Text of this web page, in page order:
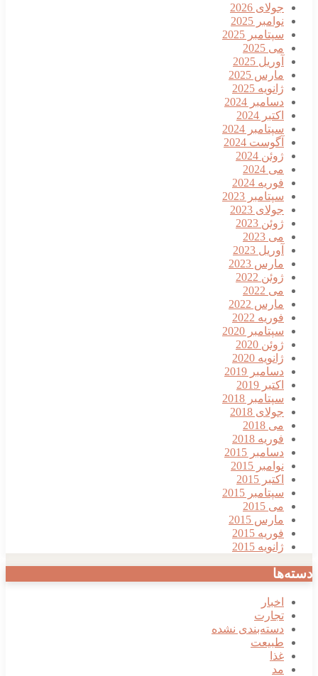
جولای 2026
نوامبر 2025
سپتامبر 2025
می 2025
آوریل 2025
مارس 2025
ژانویه 2025
دسامبر 2024
اکتبر 2024
سپتامبر 2024
آگوست 2024
ژوئن 2024
می 2024
فوریه 2024
سپتامبر 2023
جولای 2023
ژوئن 2023
می 2023
آوریل 2023
مارس 2023
ژوئن 2022
می 2022
مارس 2022
فوریه 2022
سپتامبر 2020
ژوئن 2020
ژانویه 2020
دسامبر 2019
اکتبر 2019
سپتامبر 2018
جولای 2018
می 2018
فوریه 2018
دسامبر 2015
نوامبر 2015
اکتبر 2015
سپتامبر 2015
می 2015
مارس 2015
فوریه 2015
ژانویه 2015
دسته‌ها
اخبار
تجارت
دسته‌بندی نشده
طبیعت
غذا
مد